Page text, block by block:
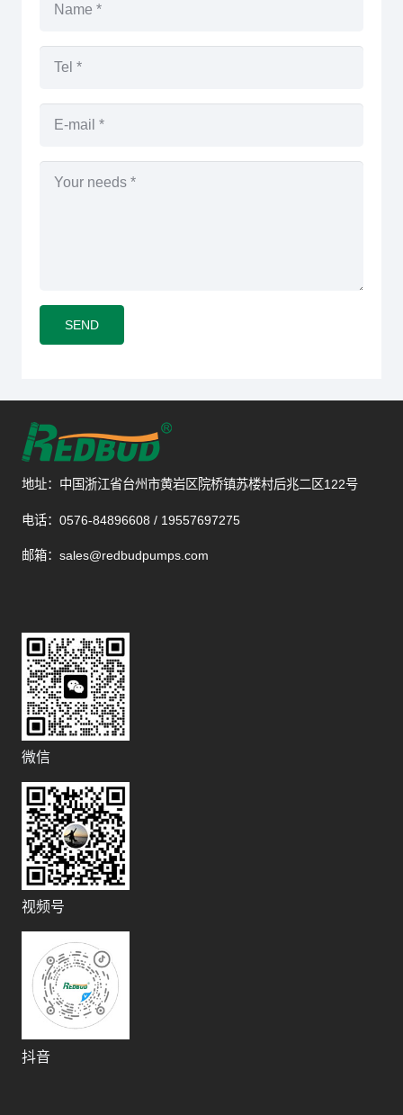
SEND
地址：中国浙江省台州市黄岩区院桥镇苏楼村后兆二区122号
电话：0576-84896608 / 19557697275
邮箱：sales@redbudpumps.com
微信
视频号
抖音